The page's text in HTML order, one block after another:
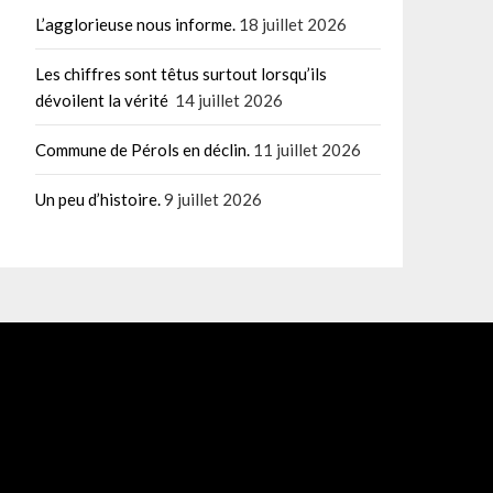
L’agglorieuse nous informe. 18 juillet 2026
Les chiffres sont têtus surtout lorsqu’ils
dévoilent la vérité 14 juillet 2026
Commune de Pérols en déclin. 11 juillet 2026
Un peu d’histoire.9 juillet 2026